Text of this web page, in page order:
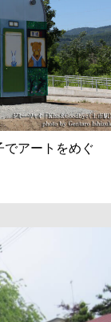
でアートをめぐ